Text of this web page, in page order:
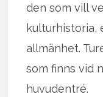
den som vill
kulturhistoria,
allmänhet.
som finns vid
huvudentré.